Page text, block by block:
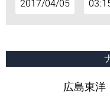
2017/04/05
広島東洋